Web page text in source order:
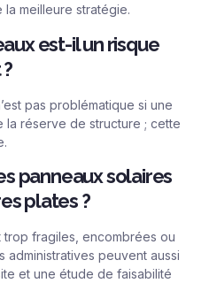
meilleure stratégie.
est-il un risque
pas problématique si une
réserve de structure ; cette
panneaux solaires
plates ?
trop fragiles, encombrées ou
administratives peuvent aussi
et une étude de faisabilité